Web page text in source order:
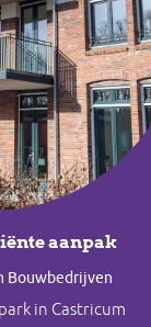
aanpak
Bouwbedrijven
in Castricum